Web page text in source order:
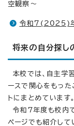
空観察～
令和7(2025)
将来の自分探し
本校では、自主学
ースで関心をもった
トにまとめています
令和7年度も校内
ページでも紹介して